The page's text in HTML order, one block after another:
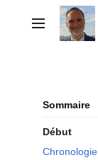
contenuMenu
Sommaire
Début
Chronologie